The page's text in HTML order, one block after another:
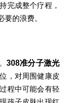
完成整个疗程，
的浪费。
308准分子激光
，对周围健康皮
程中可能会有轻